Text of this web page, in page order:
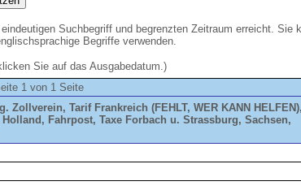
Suchbegriff und begrenzten Zeitraum erreicht. Sie
Begriffe verwenden.
Sie auf das Ausgabedatum.)
1 von 1 Seite
Zollverein, Tarif Frankreich (FEHLT, WER KANN HELFEN),
Fahrpost, Taxe Forbach u. Strassburg, Sachsen,